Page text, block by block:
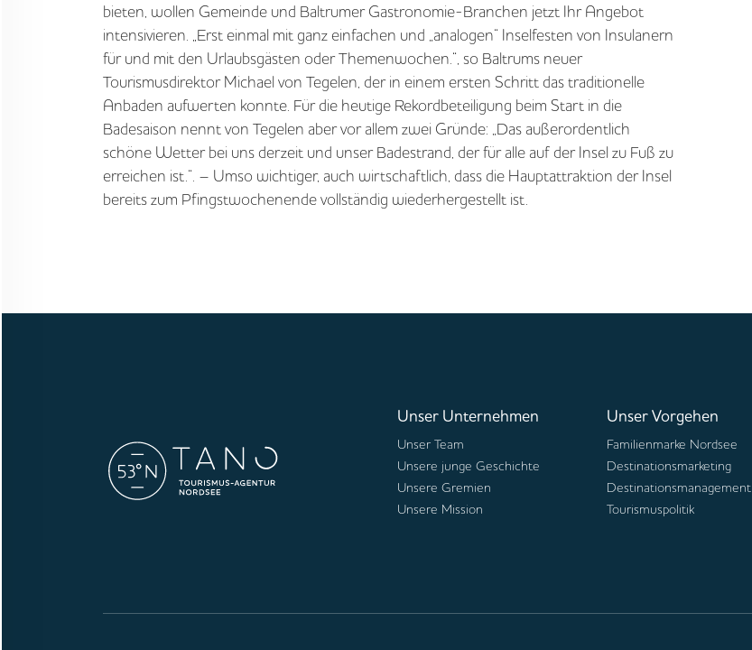
bieten, wollen Gemeinde und Baltrumer Gastronomie-Branchen jetzt Ihr Angebot
intensivieren. „Erst einmal mit ganz einfachen und „analogen“ Inselfesten von Insulanern
für und mit den Urlaubsgästen oder Themenwochen.“, so Baltrums neuer
Tourismusdirektor Michael von Tegelen, der in einem ersten Schritt das traditionelle
Anbaden aufwerten konnte. Für die heutige Rekordbeteiligung beim Start in die
Badesaison nennt von Tegelen aber vor allem zwei Gründe: „Das außerordentlich
schöne Wetter bei uns derzeit und unser Badestrand, der für alle auf der Insel zu Fuß zu
erreichen ist.“. – Umso wichtiger, auch wirtschaftlich, dass die Hauptattraktion der Insel
bereits zum Pfingstwochenende vollständig wiederhergestellt ist.
Unser Unternehmen
Unser Team
Unsere junge Geschichte
Unsere Gremien
Unsere Mission
Unser Vorgehen
Familienmarke Nordsee
Destinationsmarketing
Destinationsmanagement
Tourismuspolitik